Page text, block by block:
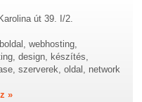
út 39. I/2.
webhosting,
design, készítés,
szerverek, oldal, network
»